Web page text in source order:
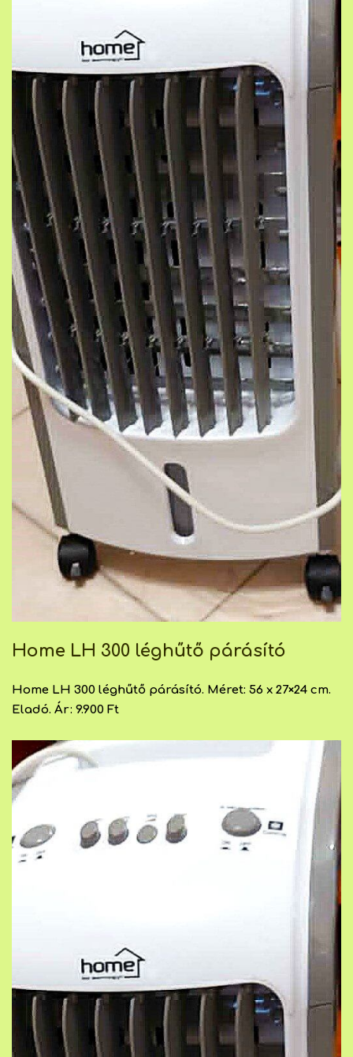
Home LH 300 léghűtő párásító
Home LH 300 léghűtő párásító. Méret: 56 x 27×24 cm.
Eladó. Ár: 9.900 Ft